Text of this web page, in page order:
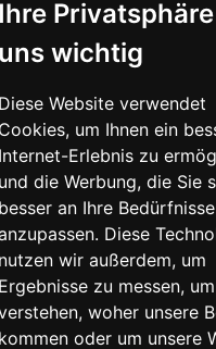
Ihre
uns wichtig
Diese Website verwendet
Cookies, um Ihnen ein
Internet-Erlebnis zu
und die Werbung, die Sie
besser an Ihre Bedürfnisse
Diese
nutzen wir außerdem, um
Ergebnisse zu messen,
woher unsere
kommen oder um unsere
Gebirge